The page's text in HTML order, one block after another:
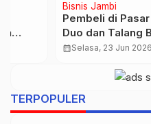
Bisnis Jambi
Pembeli di Pasar Angso
Duo dan Talang Banjar
Menurun, Pasar
Selasa, 23 Jun 2026
TERPOPULER